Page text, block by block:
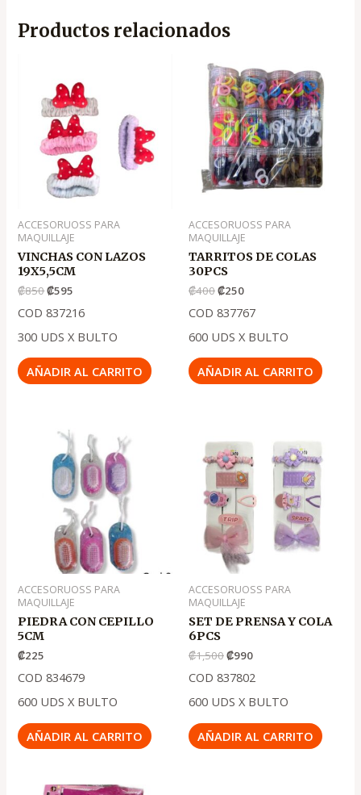
Productos relacionados
ACCESORUOSS PARA
MAQUILLAJE
VINCHAS CON LAZOS
19X5,5CM
₡850
original
era:
.
₡850
₡595
actual
es:
.
₡595
COD 837216
300 UDS X BULTO
AÑADIR AL CARRITO
ACCESORUOSS PARA
MAQUILLAJE
TARRITOS DE COLAS
30PCS
₡400
precio
original
era:
.
₡400
₡250
precio
actual
es:
.
₡250
COD 837767
600 UDS X BULTO
AÑADIR AL CARRITO
ACCESORUOSS PARA
MAQUILLAJE
PIEDRA CON CEPILLO
5CM
₡225
COD 834679
600 UDS X BULTO
AÑADIR AL CARRITO
ACCESORUOSS PARA
MAQUILLAJE
SET DE PRENSA Y COLA
6PCS
₡1,500
precio
original
era:
₡1,500
₡990
precio
actual
es:
₡990
COD 837802
600 UDS X BULTO
AÑADIR AL CARRITO
El
El